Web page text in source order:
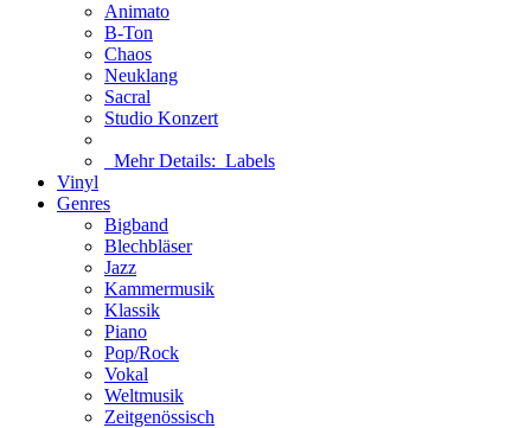
Animato
B-Ton
Chaos
Neuklang
Sacral
Studio Konzert
Mehr Details: Labels
Vinyl
Genres
Bigband
Blechbläser
Jazz
Kammermusik
Klassik
Piano
Pop/Rock
Vokal
Weltmusik
Zeitgenössisch